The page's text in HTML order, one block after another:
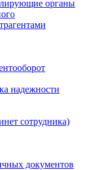
органы
надежности
сотрудника)
документов